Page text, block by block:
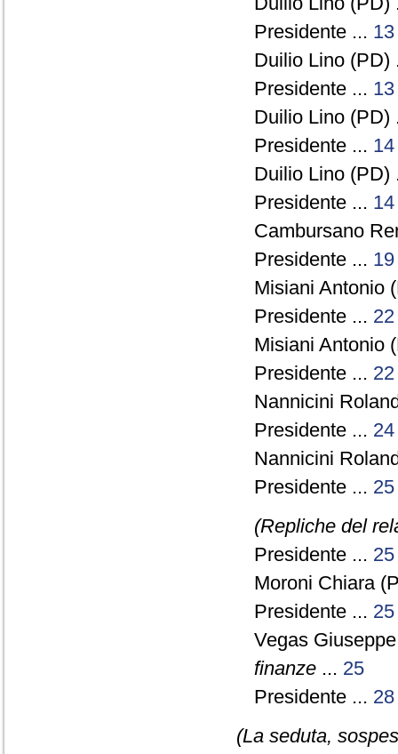
Presidente ... 13
Duilio Lino
Presidente ... 13
Duilio Lino
Presidente ... 14
Duilio Lino
Presidente ... 14
Cambursano
Presidente ... 19
Misiani Antonio
Presidente ... 22
Misiani Antonio
Presidente ... 22
Nannicini
Presidente ... 24
Nannicini
Presidente ... 25
(Repliche del
Presidente ... 25
Moroni Chiara
Presidente ... 25
Vegas
finanze ... 25
Presidente ... 28
(La seduta,